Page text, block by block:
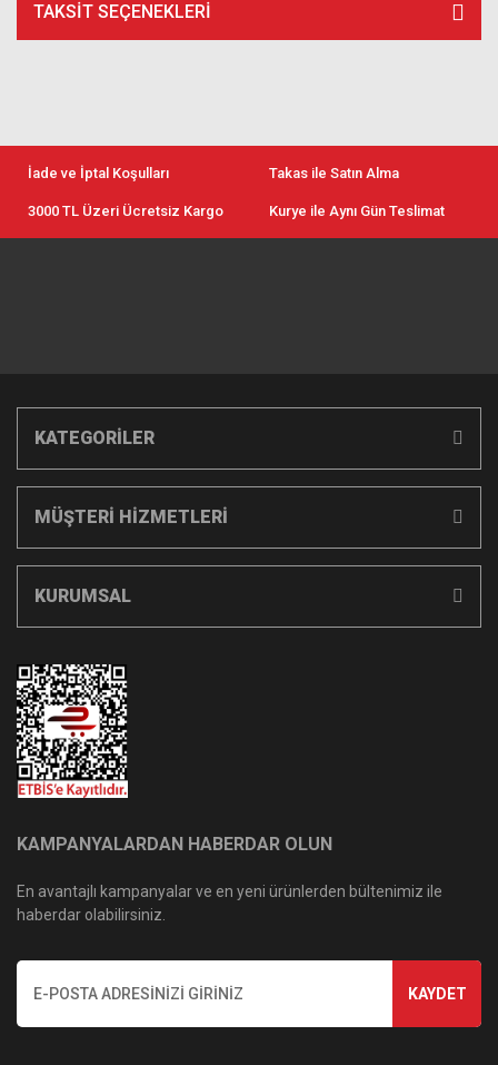
TAKSIT SEÇENEKLERI
İade ve İptal Koşulları Takas ile Satın Alma
3000 TL Üzeri Ücretsiz Kargo Kurye ile Aynı Gün Teslimat
KATEGORİLER
MÜŞTERİ HİZMETLERİ
KURUMSAL
KAMPANYALARDAN HABERDAR OLUN
En avantajlı kampanyalar ve en yeni ürünlerden bültenimiz ile
haberdar olabilirsiniz.
KAYDET